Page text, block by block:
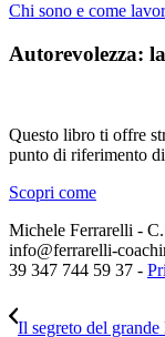
Chi sono e come
Autorevolezza:
Questo libro ti offre
punto di riferimento
Scopri come
Michele Ferrarelli -
info@ferrarelli-
39 347 744 59 37 -
Il segreto del